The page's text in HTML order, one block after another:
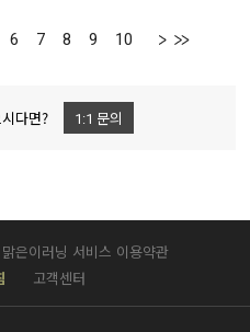
6 7 8 9 10
다면? 1:1 문의
맑은이러닝 서비스 이용약관
고객센터